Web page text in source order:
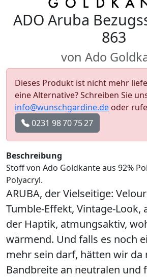
ADO Aruba
863
von Ado
Dieses Produkt ist nicht mehr
eine Alternative? Schreiben Sie
info@wunschgardine.de oder
0231 98 70 75 27
Beschreibung
Stoff von Ado Goldkante aus 92%
Polyacryl.
ARUBA, der Vielseitige:
Tumble-Effekt, Vintage-Look,
der Haptik, atmungsaktiv,
wärmend. Und falls es noch
mehr sein darf, hätten wir da
Bandbreite an neutralen und